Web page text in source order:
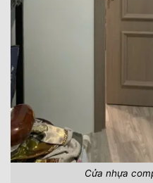
Cửa nhựa